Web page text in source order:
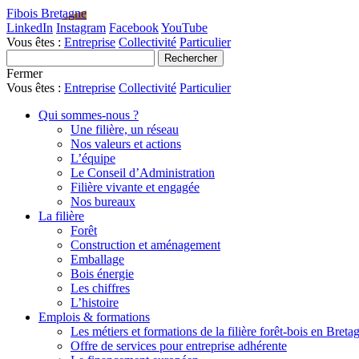
Fibois Bretagne
LinkedIn Instagram FacebookYouTube
Vous êtes : Entreprise Collectivité Particulier
Fermer
Vous êtes : Entreprise Collectivité Particulier
Qui sommes-nous ?
Une filière, un réseau
Nos valeurs et actions
L’équipe
Le Conseil d’Administration
Filière vivante et engagée
Nos bureaux
La filière
Forêt
Construction et aménagement
Emballage
Bois énergie
Les chiffres
L’histoire
Emplois & formations
Les métiers et formations de la filière forêt-bois en
Offre de services pour entreprise adhérente